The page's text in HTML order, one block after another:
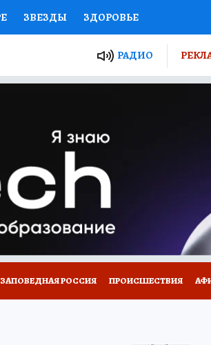
ЗВЕЗДЫ ЗДОРОВЬЕ
ПРОЕКТЫ РОССИИ АФИША
СЕКРЕТЫ ПУТЕВОДИТЕЛЬ
ГИД ПОТРЕБИТЕЛЯ
РАДИО
ЗАПОВЕДНАЯ РОССИЯ ПРОИСШЕСТВИЯ